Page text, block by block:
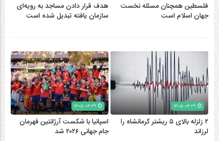
فلسطین همچنان مسئله نخست
جهان اسلام است
هدف قرار دادن مساجد به رویه‌ای
سازمان‌ یافته تبدیل شده است
۲ زلزله‌ بالای ۵ ریشتر کرمانشاه را
لرزاند
اسپانیا با شکست آرژانتین قهرمان
جام جهانی ۲۰۲۶ شد